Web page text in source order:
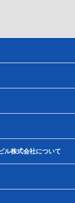
ル株式会社について